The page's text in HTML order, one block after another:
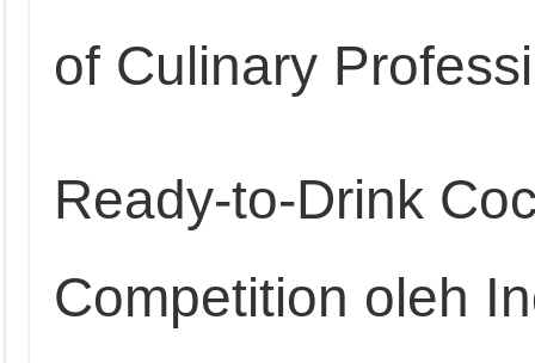
of Culinary
Ready-to-Drink
Competition oleh